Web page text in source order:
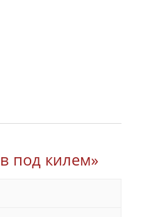
под килем»